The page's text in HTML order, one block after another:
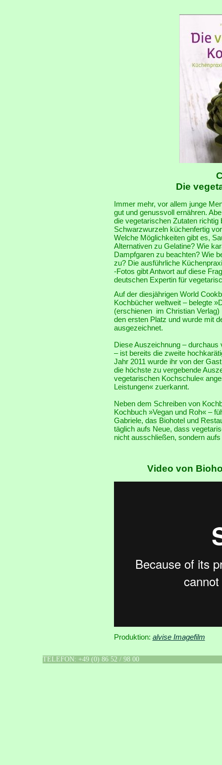
Die
Immer mehr, vor allem junge
gut und genussvoll ernähren.
die vegetarischen Zutaten
Schwarzwurzeln küchenfertig
Welche Möglichkeiten gibt es,
Alternativen zu Gelatine? Wie
Dampfgaren zu beachten? Wie
zu? Die ausführliche
-Fotos gibt Antwort auf diese
deutschen Expertin für
Auf der diesjährigen World
Kochbücher weltweit – belegte
(erschienen im Christian
den ersten Platz und wurde mit
ausgezeichnet.
Diese Auszeichnung –
– ist bereits die zweite
Jahr 2011 wurde ihr von der
die höchste zu vergebende
vegetarischen Kochschule«
Leistungen« zuerkannt.
Neben dem Schreiben von
Kochbuch »Vegan und Roh« –
Gabriele, das Biohotel und
täglich aufs Neue, dass
nicht ausschließen, sondern
Video von
Produktion: alvise Imagefilm
TELEFON: +49 (0) 86 52 / 98 00